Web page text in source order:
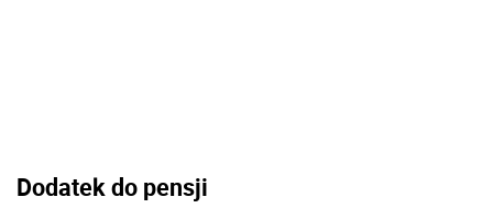
Dodatek do pensji